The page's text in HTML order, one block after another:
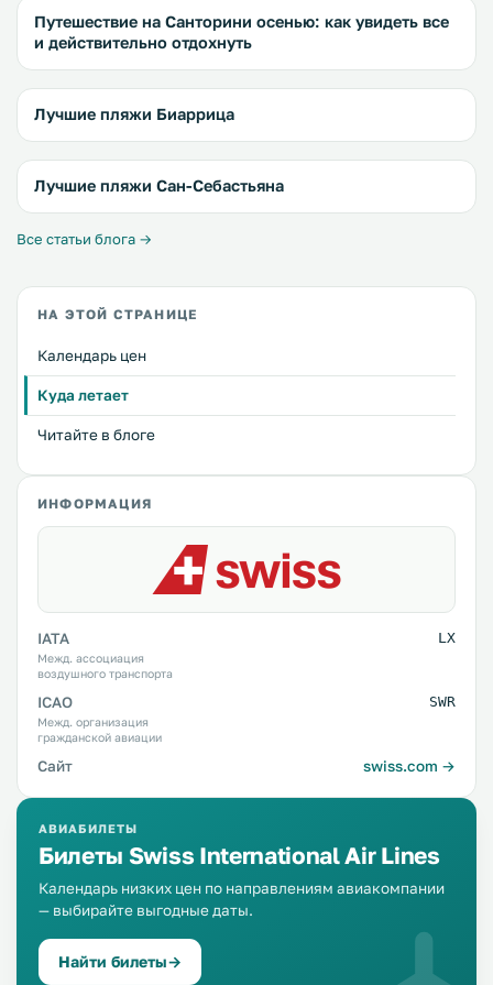
Путешествие на Санторини осенью: как увидеть все
и действительно отдохнуть
Лучшие пляжи Биаррица
Лучшие пляжи Сан-Себастьяна
Все статьи блога →
НА ЭТОЙ СТРАНИЦЕ
Календарь цен
Куда летает
Читайте в блоге
ИНФОРМАЦИЯ
IATA
Межд. ассоциация
воздушного транспорта
LX
ICAO
Межд. организация
гражданской авиации
SWR
Сайт swiss.com →
АВИАБИЛЕТЫ
Билеты Swiss International Air Lines
Календарь низких цен по направлениям авиакомпании
— выбирайте выгодные даты.
Найти билеты→